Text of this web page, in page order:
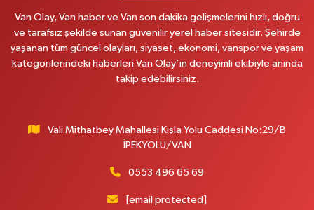
Yiğit Eczanesi
Hatuniye Mahallesi, Asmin Sokak No:3 A İpekyolu Van
0 (432) 217 11 10
Süphan Mahallesi, İpekyolu Caddesi No:283 G Edremit Van
Yol Tarifi Al
Serhat Mahallesi, Cumhuriyet Bulvarı No:137 E İpekyolu Van
Van Olay, Van haber ve Van son dakika gelişmelerini hızlı, doğru
ve tarafsız şekilde sunan güvenilir yerel haber sitesidir. Şehirde
yaşanan tüm güncel olayları, siyaset, ekonomi, vanspor ve yaşam
kategorilerindeki haberleri Van Olay’ın deneyimli ekibiyle anında
takip edebilirsiniz.
Vali Mithatbey Mahallesi Kışla Yolu Caddesi No:29/B
İPEKYOLU/VAN
0553 496 65 69
[email protected]